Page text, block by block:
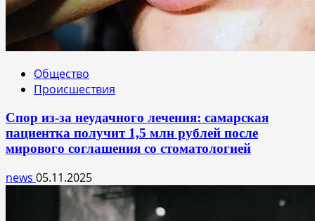
Общество
Происшествия
Спор из-за неудачного лечения: самарская
пациентка получит 1,5 млн рублей после
мирового соглашения со стоматологией
news 05.11.2025